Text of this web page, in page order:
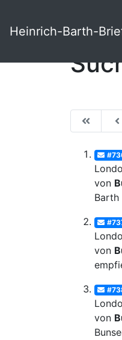
Heinrich-Barth-
von
Barth
von
von